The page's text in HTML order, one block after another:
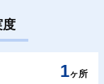
度
1ヶ所